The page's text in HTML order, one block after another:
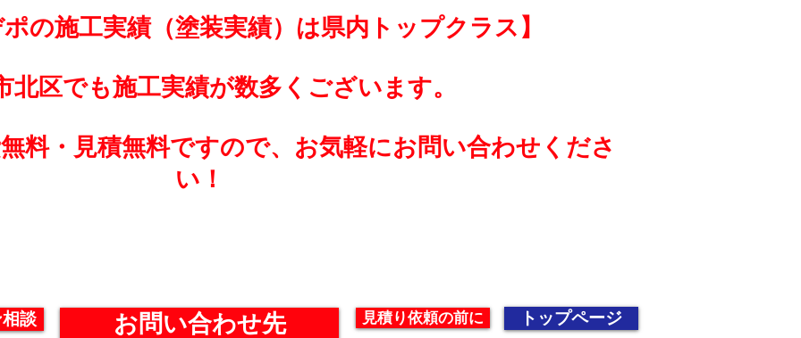
の施工実績（塗装実績）は県内トップクラス】
北区でも施工実績が数多くございます。
料・見積無料ですので、お気軽にお問い合わせくださ
い！
談 お問い合わせ先 見積り依頼の前に トップページ